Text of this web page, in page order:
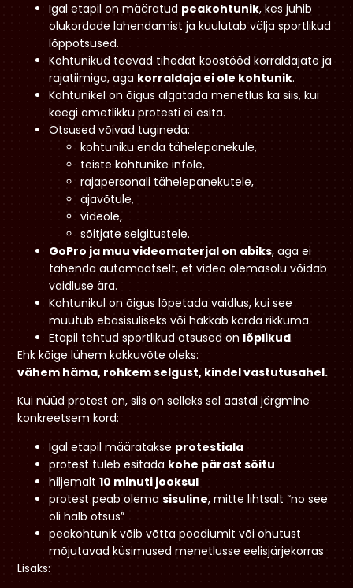
Igal etapil on määratud peakohtunik, kes juhib
olukordade lahendamist ja kuulutab välja sportlikud
lõppotsused.
Kohtunikud teevad tihedat koostööd korraldajate ja
rajatiimiga, aga korraldaja ei ole kohtunik.
Kohtunikel on õigus algatada menetlus ka siis, kui
keegi ametlikku protesti ei esita.
Otsused võivad tugineda:
kohtuniku enda tähelepanekule,
teiste kohtunike infole,
rajapersonali tähelepanekutele,
ajavõtule,
videole,
sõitjate selgitustele.
GoPro ja muu videomaterjal on abiks, aga ei
tähenda automaatselt, et video olemasolu võidab
vaidluse ära.
Kohtunikul on õigus lõpetada vaidlus, kui see
muutub ebasisuliseks või hakkab korda rikkuma.
Etapil tehtud sportlikud otsused on lõplikud.
Ehk kõige lühem kokkuvõte oleks:
vähem häma, rohkem selgust, kindel vastutusahel.
Kui nüüd protest on, siis on selleks sel aastal järgmine
konkreetsem kord:
Igal etapil määratakse protestiala
protest tuleb esitada kohe pärast sõitu
hiljemalt10 minuti jooksul
protest peab olemasisuline, mitte lihtsalt “no see
oli halb otsus”
peakohtunik võib võtta poodiumit või ohutust
mõjutavad küsimused menetlusse eelisjärjekorras
Lisaks: